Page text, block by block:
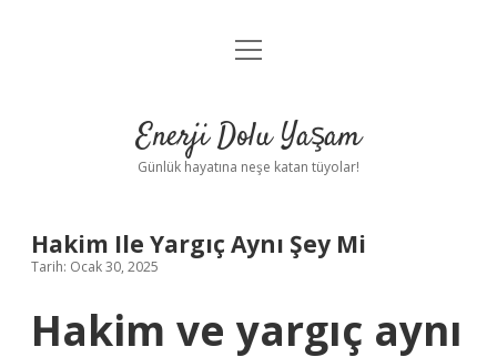
Anasayfa
Yasal Uyarı
menüyü
Enerji Dolu Yaşam
Günlük hayatına neşe katan tüyolar!
Hakim Ile Yargıç Aynı Şey Mi
Tarih: Ocak 30, 2025
Hakim ve yargıç aynı